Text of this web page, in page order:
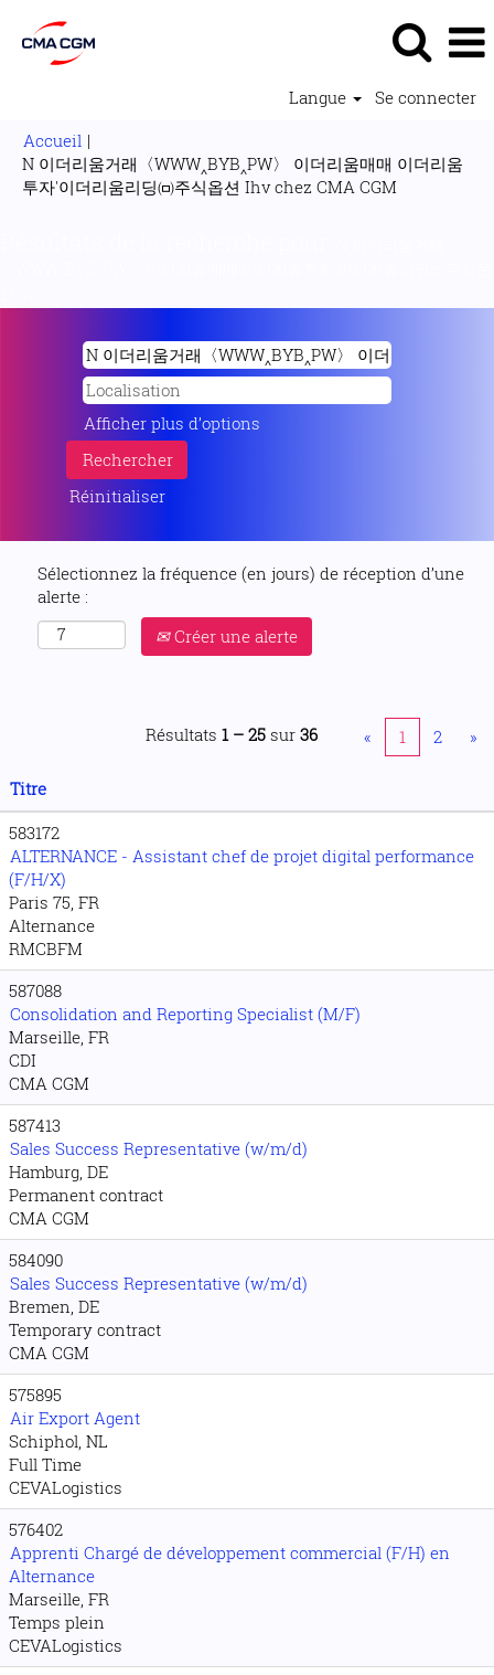
Langue
Se connecter
Accueil |
N 이더리움거래〈WWW‸BYB‸PW〉 이더리움매매 이더리움
투자'이더리움리딩㈄주식옵션 Ihv chez CMA CGM
Afficher plus d’options
Réinitialiser
Sélectionnez la fréquence (en jours) de réception d’une
alerte :
Créer une alerte
Résultats 1 – 25 sur 36 « 1 2 »
Titre
583172
ALTERNANCE - Assistant chef de projet digital performance
(F/H/X)
Paris 75, FR
Alternance
RMCBFM
587088
Consolidation and Reporting Specialist (M/F)
Marseille, FR
CDI
CMA CGM
587413
Sales Success Representative (w/m/d)
Hamburg, DE
Permanent contract
CMA CGM
584090
Sales Success Representative (w/m/d)
Bremen, DE
Temporary contract
CMA CGM
575895
Air Export Agent
Schiphol, NL
Full Time
CEVALogistics
576402
Apprenti Chargé de développement commercial (F/H) en
Alternance
Marseille, FR
Temps plein
CEVALogistics